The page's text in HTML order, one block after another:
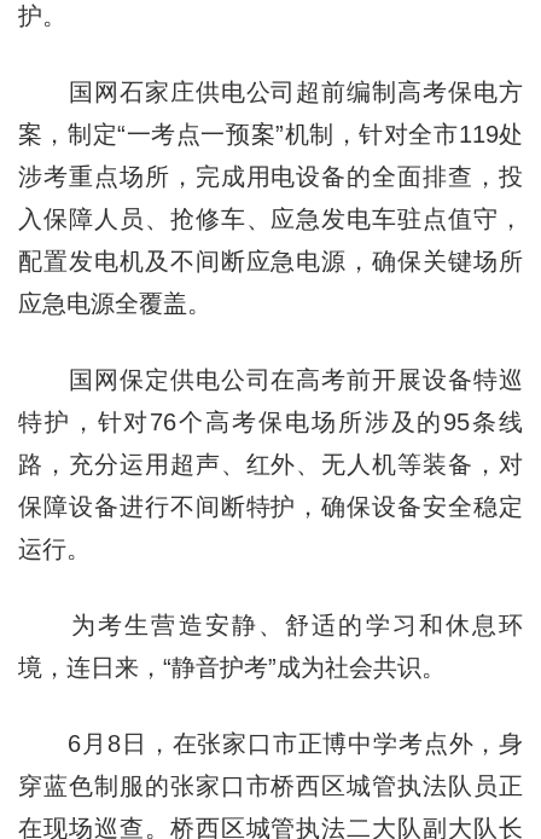
护。
国网石家庄供电公司超前编制高考保电方
案，制定“一考点一预案”机制，针对全市119处
涉考重点场所，完成用电设备的全面排查，投
入保障人员、抢修车、应急发电车驻点值守，
配置发电机及不间断应急电源，确保关键场所
应急电源全覆盖。
国网保定供电公司在高考前开展设备特巡
特护，针对76个高考保电场所涉及的95条线
路，充分运用超声、红外、无人机等装备，对
保障设备进行不间断特护，确保设备安全稳定
运行。
为考生营造安静、舒适的学习和休息环
境，连日来，“静音护考”成为社会共识。
6月8日，在张家口市正博中学考点外，身
穿蓝色制服的张家口市桥西区城管执法队员正
在现场巡查。桥西区城管执法二大队副大队长